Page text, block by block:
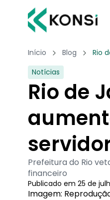
Início Blog
Rio
Notícias
Rio de
Prefeitura do Rio
financeiro
Publicado em 25 de
Imagem: